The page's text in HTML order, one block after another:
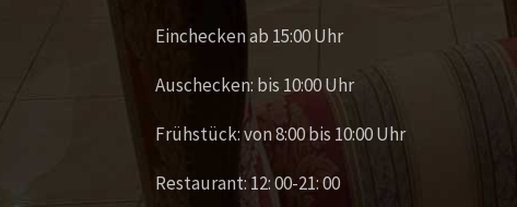
Einchecken ab 15:00 Uhr
Auschecken: bis 10:00 Uhr
Frühstück: von 8:00 bis 10:00 Uhr
Restaurant: 12: 00-21: 00